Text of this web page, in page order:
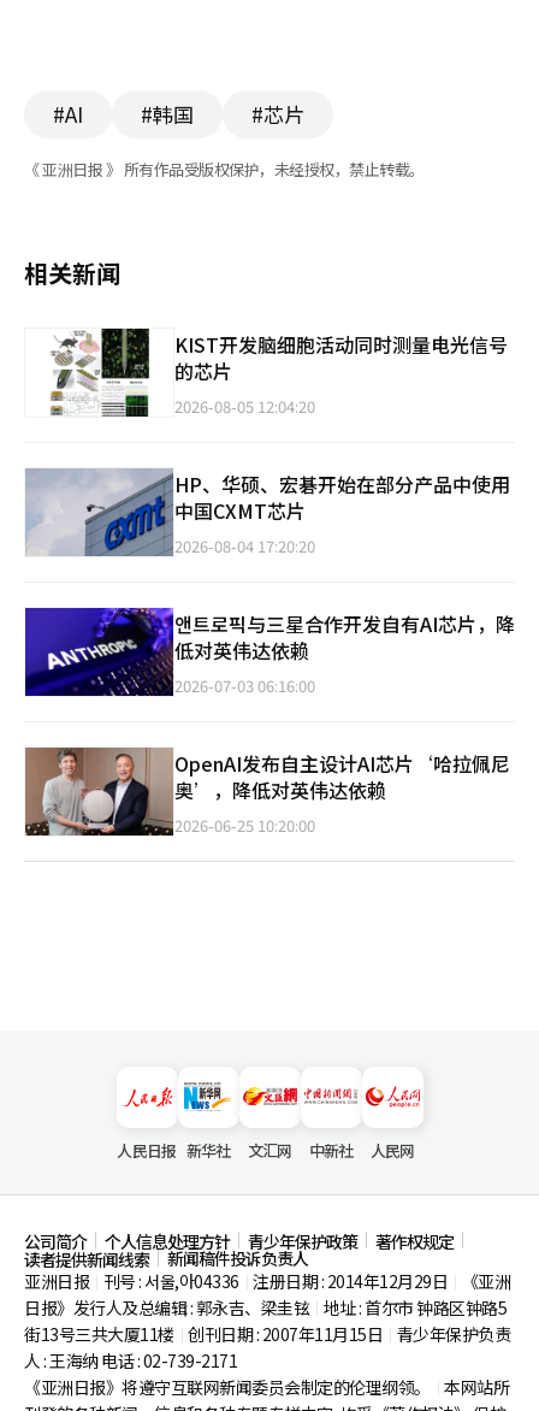
#AI #韩国 #芯片
《 亚洲日报 》 所有作品受版权保护，未经授权，禁止转载。
相关新闻
KIST开发脑细胞活动同时测量电光信号
的芯片
2026-08-05 12:04:20
HP、华硕、宏碁开始在部分产品中使用
中国CXMT芯片
2026-08-04 17:20:20
앤트로픽与三星合作开发自有AI芯片，降
低对英伟达依赖
2026-07-03 06:16:00
OpenAI发布自主设计AI芯片‘哈拉佩尼
奥’，降低对英伟达依赖
2026-06-25 10:20:00
人民日报 新华社 文汇网 中新社 人民网
公司简介 个人信息处理方针 青少年保护政策 著作权规定
读者提供新闻线索
新闻稿件投诉负责人
亚洲日报
刊号 : 서울,아04336 注册日期 : 2014年12月29日
《亚洲
日报》发行人及总编辑 : 郭永吉、梁圭铉 地址 : 首尔市钟路区钟路5
街13号三共大厦11楼 创刊日期 : 2007年11月15日
青少年保护负责
人 : 王海纳 电话 : 02-739-2171
《亚洲日报》将遵守互联网新闻委员会制定的伦理纲领。
本网站所